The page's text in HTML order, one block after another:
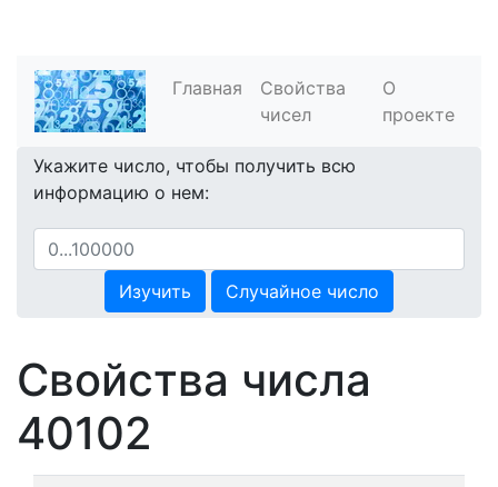
Главная
Свойства
чисел
О
проекте
Укажите число, чтобы получить всю
информацию о нем:
Изучить Случайное число
Свойства числа
40102